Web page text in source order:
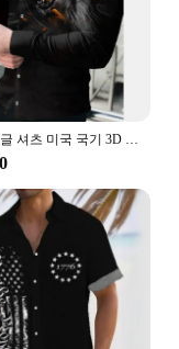
free with our
This unique
vibes is a
showcase their
relaxed,
cotton blend
it an ideal
formal
is a nod
flair adds a
럭셔리 이글 셔츠 미국 국기 3D 프린트 셔츠, 남성 패션 셔츠, 하와이 캐주얼 비치 가디건 블라우스, 남성 의류, 신제품